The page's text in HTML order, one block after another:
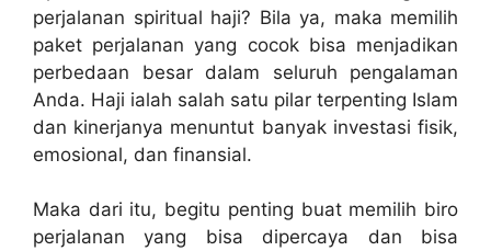
perjalanan spiritual haji? Bila ya, maka memilih
paket perjalanan yang cocok bisa menjadikan
perbedaan besar dalam seluruh pengalaman
Anda. Haji ialah salah satu pilar terpenting Islam
dan kinerjanya menuntut banyak investasi fisik,
emosional, dan finansial.
Maka dari itu, begitu penting buat memilih biro
perjalanan yang bisa dipercaya dan bisa